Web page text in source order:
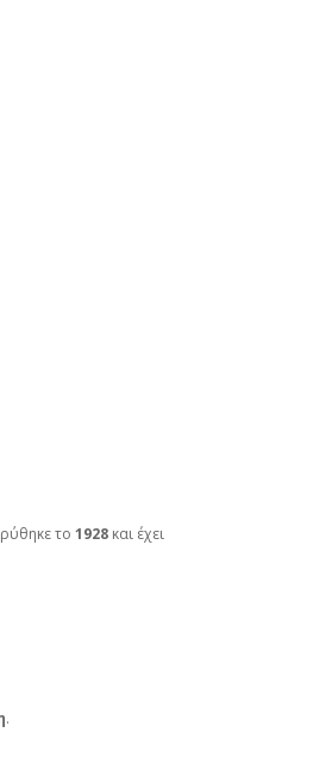
το 1928 και έχει
.